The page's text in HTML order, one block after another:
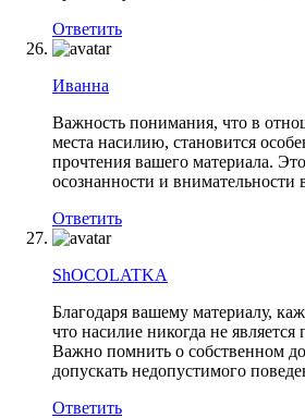
Ответить
Иванна
Важность понимания, что в
места насилию, становится
прочтения вашего материала.
осознанности и внимательности
Ответить
ShOCOLATKA
Благодаря вашему материалу,
что насилие никогда не
Важно помнить о собственном
допускать недопустимого
Ответить